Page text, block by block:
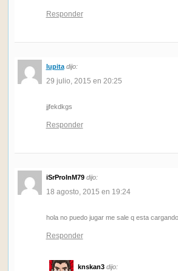
Responder
lupita dijo:
29 julio, 2015 en 20:25
jjfekdkgs
Responder
iSrProInM79 dijo:
18 agosto, 2015 en 19:24
hola no puedo jugar me sale q esta
Responder
knskan3 dijo: